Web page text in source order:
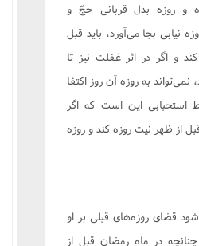
و روزه بدل قربانی حجّ و
نیابی بجا می‌آورد، باید قبل
و اگر در اثر غفلت نیز تا
به روزه آن روز اکتفا
استحبابی این است که اگر
از ظهر نیت روزه کند و روزه
قضای روزه‌های قبلی بر او
در ماه رمضان قبل از